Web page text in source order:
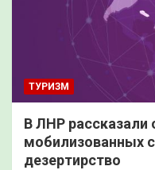
ТУРИЗМ
В ЛНР рассказали
мобилизованных
дезертирство